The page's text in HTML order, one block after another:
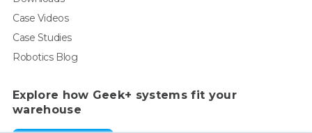
Case Videos
Case Studies
Robotics Blog
Explore how Geek+ systems fit your
warehouse